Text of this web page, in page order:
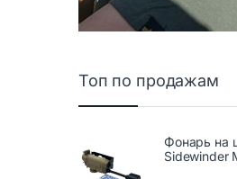
Топ по продажам
Фонарь на
Sidewinder